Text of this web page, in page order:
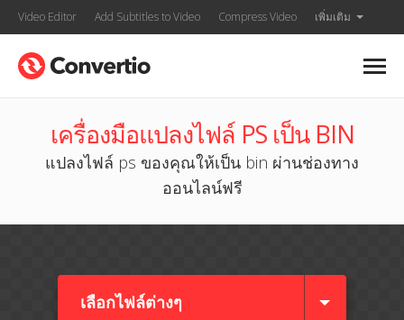
Video Editor Add Subtitles to Video Compress Video เพิ่มเติม
เครื่องมือแปลงไฟล์ PS เป็น BIN
แปลงไฟล์ ps ของคุณให้เป็น bin ผ่านช่องทาง
ออนไลน์ฟรี
เลือกไฟล์ต่างๆ​